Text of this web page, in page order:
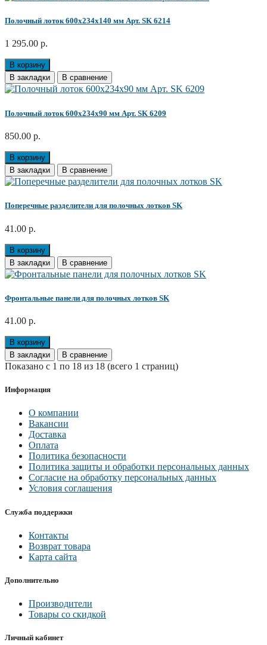
Полочный лоток 600х234х140 мм Арт. SK 6214
1 295.00 р.
В корзину
В закладки
В сравнение
Полочный лоток 600х234х90 мм Арт. SK 6209
850.00 р.
В корзину
В закладки
В сравнение
Поперечные разделители для полочных лотков SK
41.00 р.
В корзину
В закладки
В сравнение
Фронтальные панели для полочных лотков SK
41.00 р.
В корзину
В закладки
В сравнение
Показано с 1 по 18 из 18 (всего 1 страниц)
Информация
О компании
Вакансии
Доставка
Оплата
Политика безопасности
Политика защиты и обработки персональных данных
Согласие на обработку персональных данных
Условия соглашения
Служба поддержки
Контакты
Возврат товара
Карта сайта
Дополнительно
Производители
Товары со скидкой
Личный кабинет